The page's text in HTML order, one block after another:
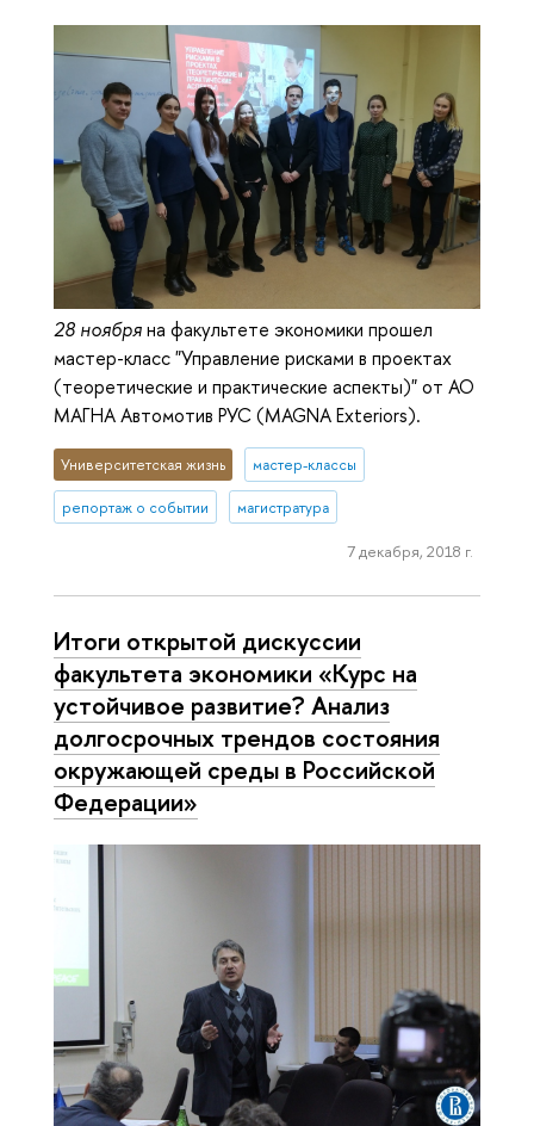
28 ноябряна факультете экономики прошел
мастер-класс "Управление рисками в проектах
(теоретические и практические аспекты)" от АО
МАГНА Автомотив РУС (MAGNA Exteriors).
Университетская жизнь мастер-классы
репортаж о событии магистратура
7 декабря, 2018 г.
Итоги открытой дискуссии
факультета экономики «Курс на
устойчивое развитие? Анализ
долгосрочных трендов состояния
окружающей среды в Российской
Федерации»